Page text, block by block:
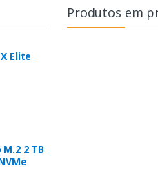
Elite
2 TB
Produtos em